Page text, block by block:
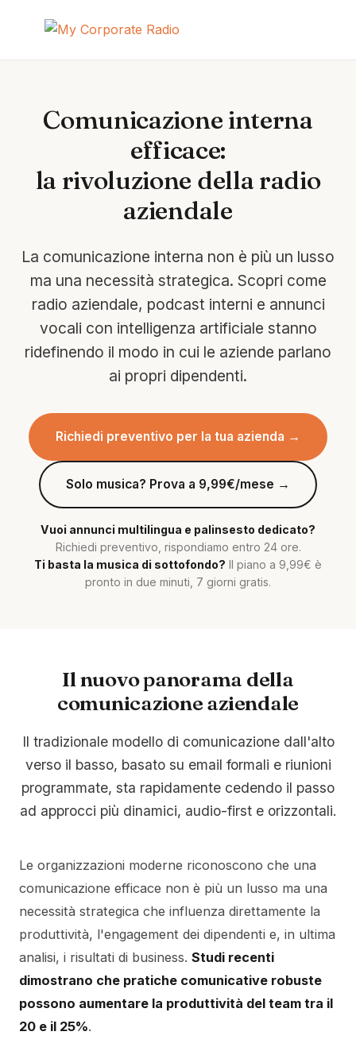
Comunicazione interna
efficace:
la rivoluzione della radio
aziendale
La comunicazione interna non è più un lusso
ma una necessità strategica. Scopri come
radio aziendale, podcast interni e annunci
vocali con intelligenza artificiale stanno
ridefinendo il modo in cui le aziende parlano
ai propri dipendenti.
Richiedi preventivo per la tua azienda →
Solo musica? Prova a 9,99€/mese →
Vuoi annunci multilingua e palinsesto dedicato?
Richiedi preventivo, rispondiamo entro 24 ore.
Ti basta la musica di sottofondo? Il piano a 9,99€ è
pronto in due minuti, 7 giorni gratis.
Il nuovo panorama della
comunicazione aziendale
Il tradizionale modello di comunicazione dall'alto
verso il basso, basato su email formali e riunioni
programmate, sta rapidamente cedendo il passo
ad approcci più dinamici, audio-first e orizzontali.
Le organizzazioni moderne riconoscono che una
comunicazione efficace non è più un lusso ma una
necessità strategica che influenza direttamente la
produttività, l'engagement dei dipendenti e, in ultima
analisi, i risultati di business. Studi recenti
dimostrano che pratiche comunicative robuste
possono aumentare la produttività del team tra il
20 e il 25%.